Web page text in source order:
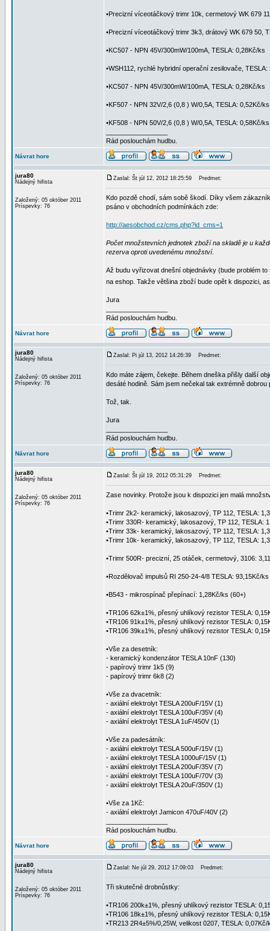
•Precizní víceotáčkový trimr 10k, cermetový WK 679
•Precizní víceotáčkový trimr 3k3, drátový WK 679 50,
•KC507 - NPN 45V/300mW/100mA, TESLA: 0,28Kč/ks
•WSH112, rychlé hybridní operační zesilovače, TESLA:
•KC507 - NPN 45V/300mW/100mA, TESLA: 0,28Kč/ks
•KF507 - NPN 32V/2,6 (0,8 ) W/0,5A, TESLA: 0,52Kč/ks
•KF508 - NPN 50V/2,6 (0,8 ) W/0,5A, TESLA: 0,58Kč/ks
Rád poslouchám hudbu.
Návrat hore
jura80
Nádejný hifista
Založený: 05 október 2011
Príspevky: 76
Zaslal: Št júl 12, 2012 18:25:59 Predmet:
Kdo pozdě chodí, sám sobě škodí. Díky všem
psáno v obchodních podmínkách zde:
http://aesobchod.cz/cms.php?id_cms=1
Počet množstevních jednotek zboží na skladě je u
rezerva oproti uvedenému množství.
Až budu vyřizovat dnešní objednávky (bude problém
na eshop. Takže většina zboží bude opět k dispozici,
Jura
Rád poslouchám hudbu.
Návrat hore
jura80
Nádejný hifista
Založený: 05 október 2011
Príspevky: 76
Zaslal: Pi júl 13, 2012 14:26:39 Predmet:
Kdo máte zájem, čekejte. Během dneška přišly další
desáté hodině. Sám jsem nečekal tak extrémně
Tož, tak.
Jura
Rád poslouchám hudbu.
Návrat hore
jura80
Nádejný hifista
Založený: 05 október 2011
Príspevky: 76
Zaslal: Št júl 19, 2012 05:31:29 Predmet:
Zase novinky. Protože jsou k dispozici jen malá
•Trimr 2k2- keramický, lakosazový, TP 112, TESLA:
•Trimr 330R- keramický, lakosazový, TP 112, TESLA:
•Trimr 33k- keramický, lakosazový, TP 112, TESLA:
•Trimr 10k- keramický, lakosazový, TP 112, TESLA:
•Trimr 500R- precizní, 25 otáček, cermetový, 3106:
•Rozdělovač impulsů RI 250-24-4/8 TESLA: 93,15Kč/
•B543 - mikrospínač přepínací: 1,28Kč/ks (60+)
•TR106 62k±1%, přesný uhlíkový rezistor TESLA:
•TR106 91k±1%, přesný uhlíkový rezistor TESLA:
•TR106 39k±1%, přesný uhlíkový rezistor TESLA:
•Vše za desetník:
- keramický kondenzátor TESLA 10nF (130)
- papírový trimr 1k5 (9)
- papírový trimr 6k8 (2)
•Vše za dvacetník:
- axiální elektrolyt TESLA 200uF/15V (1)
- axiální elektrolyt TESLA 100uF/35V (4)
- axiální elektrolyt TESLA 1uF/450V (1)
•Vše za padesátník:
- axiální elektrolyt TESLA 500uF/15V (1)
- axiální elektrolyt TESLA 1000uF/15V (1)
- axiální elektrolyt TESLA 200uF/35V (7)
- axiální elektrolyt TESLA 100uF/70V (3)
- axiální elektrolyt TESLA 20uF/350V (1)
•Vše za 1Kč:
- axiální elektrolyt Jamicon 470uF/40V (2)
Rád poslouchám hudbu.
Návrat hore
jura80
Nádejný hifista
Založený: 05 október 2011
Príspevky: 76
Zaslal: Ne júl 29, 2012 17:09:03 Predmet:
Tři skutečné drobnůstky:
•TR106 200k±1%, přesný uhlíkový rezistor TESLA:
•TR106 18k±1%, přesný uhlíkový rezistor TESLA:
•TR213 2R4±5%/0,25W, velikost 0207, TESLA: